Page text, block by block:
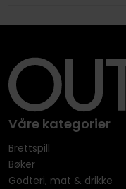
Våre kategorier
Brettspill
Bøker
Godteri, mat & drikke